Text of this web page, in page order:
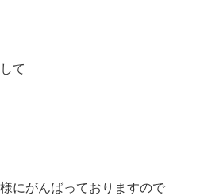
て
にがんばっておりますので